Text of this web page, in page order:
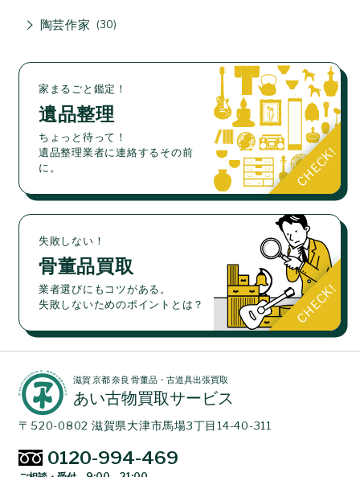
陶芸作家 30
家まるごと鑑定！
遺品整理
ちょっと待って！
遺品整理業者に連絡するその前
に。
失敗しない！
骨董品買取
業者選びにもコツがある。
失敗しないためのポイントとは？
滋賀 京都 奈良 骨董品・古道具出張買取
あい古物買取サービス
〒520-0802 滋賀県大津市馬場3丁目14-40-311
0120-994-469